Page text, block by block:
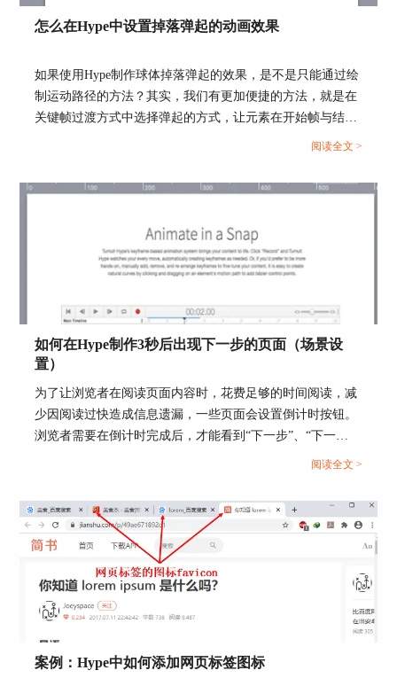
图3：设置相对关键帧
由于对象动画的产生是因应对象的属性变化，绝对
和相对起始关键帧对应的是对象动画启动时的属性
值，它们的不同在于：绝对起始关键帧对应的是对
象最初设定的启动时的属性值；而相对起始关键帧
对应的是对象启动的属性值为当前的属性值。
例如在图4的例子中，对同一个圆形设置了两条时
对”。点击对应的按钮，都能使圆形从200的位置水
平移动到400的位置。
它们最大的区别在于：当圆形已经到达终点400
位置200重新运行到终点400；而点击“相对关键
帧”按钮，则不会移动，因为它对应当前的属性值
是400，从400到400，对象当然不会移动。
图4：绝对和相对起始关键帧的区别
总结
相对起始关键帧在对象的连续运动中非常有用，例
怎么在Hype中设置掉落弹起的动画效果
如果使用Hype制作球体掉落弹起的效果，是不是只能通过绘
制运动路径的方法？其实，我们有更加便捷的方法，就是在
关键帧过渡方式中选择弹起的方式，让元素在开始帧与结束
阅读全文 >
如何在Hype制作3秒后出现下一步的页面（场景设
置）
为了让浏览者在阅读页面内容时，花费足够的时间阅读，减
少因阅读过快造成信息遗漏，一些页面会设置倒计时按钮。
浏览者需要在倒计时完成后，才能看到“下一步”、“下一
阅读全文 >
案例：Hype中如何添加网页标签图标